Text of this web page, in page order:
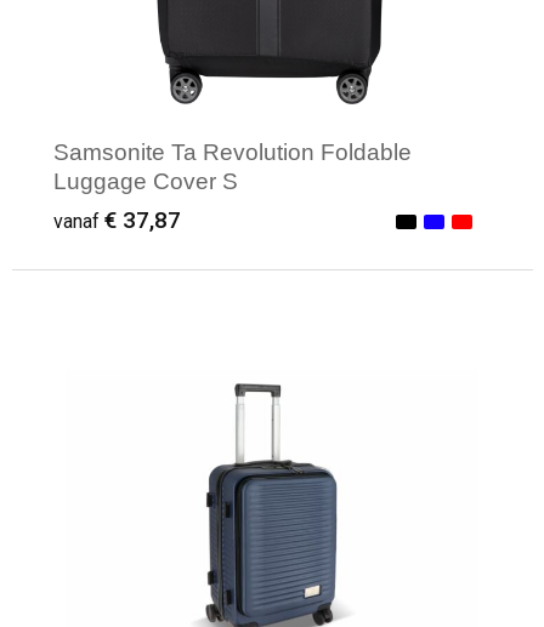
Samsonite Ta Revolution Foldable
Luggage Cover S
vanaf € 37,87